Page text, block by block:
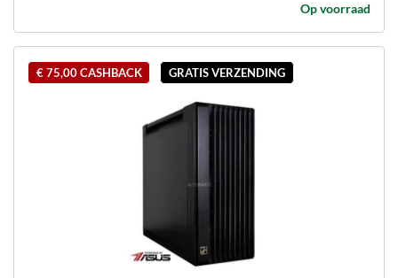
Op voorraad
€ 75,00 CASHBACK GRATIS VERZENDING